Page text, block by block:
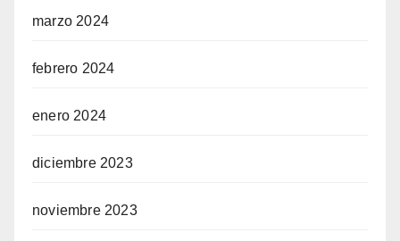
marzo 2024
febrero 2024
enero 2024
diciembre 2023
noviembre 2023